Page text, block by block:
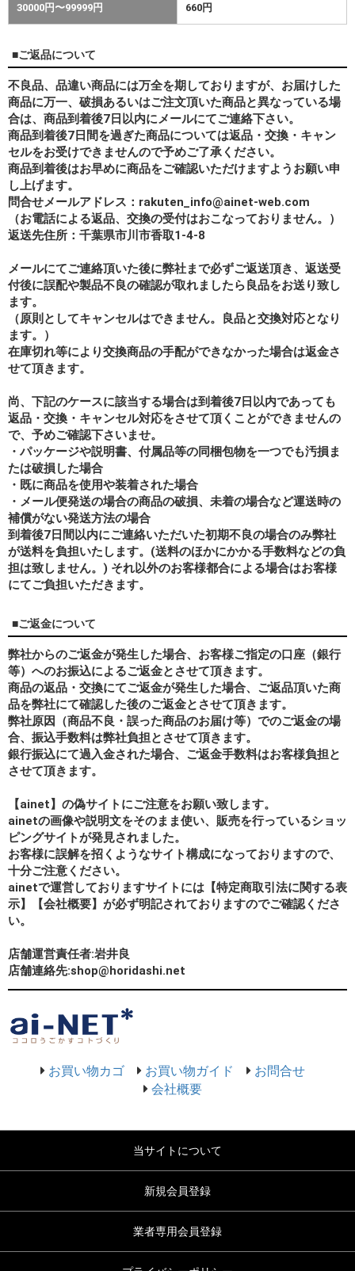
30000円〜99999円 660円
■ご返品について
不良品、品違い商品には万全を期しておりますが、お届けした
商品に万一、破損あるいはご注文頂いた商品と異なっている場
合は、商品到着後7日以内にメールにてご連絡下さい。
商品到着後7日間を過ぎた商品については返品・交換・キャン
セルをお受けできませんので予めご了承ください。
商品到着後はお早めに商品をご確認いただけますようお願い申
し上げます。
問合せメールアドレス：rakuten_info@ainet-web.com
（お電話による返品、交換の受付はおこなっておりません。）
返送先住所：千葉県市川市香取1-4-8
メールにてご連絡頂いた後に弊社まで必ずご返送頂き、返送受
付後に誤配や製品不良の確認が取れましたら良品をお送り致し
ます。
（原則としてキャンセルはできません。良品と交換対応となり
ます。）
在庫切れ等により交換商品の手配ができなかった場合は返金さ
せて頂きます。
尚、下記のケースに該当する場合は到着後7日以内であっても
返品・交換・キャンセル対応をさせて頂くことができませんの
で、予めご確認下さいませ。
・パッケージや説明書、付属品等の同梱包物を一つでも汚損ま
たは破損した場合
・既に商品を使用や装着された場合
・メール便発送の場合の商品の破損、未着の場合など運送時の
補償がない発送方法の場合
到着後7日間以内にご連絡いただいた初期不良の場合のみ弊社
が送料を負担いたします。(送料のほかにかかる手数料などの負
担は致しません。) それ以外のお客様都合による場合はお客様
にてご負担いただきます。
■ご返金について
弊社からのご返金が発生した場合、お客様ご指定の口座（銀行
等）へのお振込によるご返金とさせて頂きます。
商品の返品・交換にてご返金が発生した場合、ご返品頂いた商
品を弊社にて確認した後のご返金とさせて頂きます。
弊社原因（商品不良・誤った商品のお届け等）でのご返金の場
合、振込手数料は弊社負担とさせて頂きます。
銀行振込にて過入金された場合、ご返金手数料はお客様負担と
させて頂きます。
【ainet】の偽サイトにご注意をお願い致します。
ainetの画像や説明文をそのまま使い、販売を行っているショッ
ピングサイトが発見されました。
お客様に誤解を招くようなサイト構成になっておりますので、
十分ご注意ください。
ainetで運営しておりますサイトには【特定商取引法に関する表
示】【会社概要】が必ず明記されておりますのでご確認くださ
い。
店舗運営責任者:岩井良
店舗連絡先:shop@horidashi.net
お買い物カゴ お買い物ガイド
お問合せ
会社概要
当サイトについて
新規会員登録
業者専用会員登録